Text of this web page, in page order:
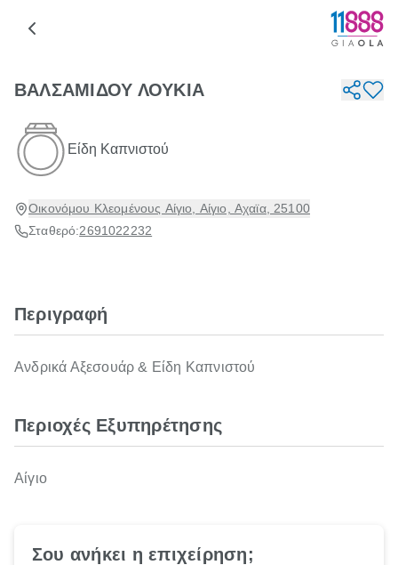
ΒΑΛΣΑΜΙΔΟΥ ΛΟΥΚΙΑ
Είδη Καπνιστού
Οικονόμου Κλεομένους Αίγιο, Αίγιο, Αχαϊα, 25100
Σταθερό:2691022232
Περιγραφή
Ανδρικά Αξεσουάρ & Είδη Καπνιστού
Περιοχές Εξυπηρέτησης
Αίγιο
Σου ανήκει η επιχείρηση;